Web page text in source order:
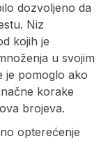
dozvoljeno da
Niz
kojih je
u svojim
je pomoglo ako
korake
brojeva.
opterećenje